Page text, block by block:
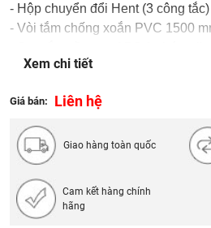
- Hộp chuyển đổi Hent (3 công tắc)
- Vòi tắm chống xoắn PVC 1500
- 254 x 190 mm 1 đầu vòi hoa sen
- Hoàn thiện: Chrome
- Tốc độ dòng chảy:？
Xem chi tiết
Giá bán: Liên hệ
Giao hàng toàn quốc
Cam kết hàng chính
hãng